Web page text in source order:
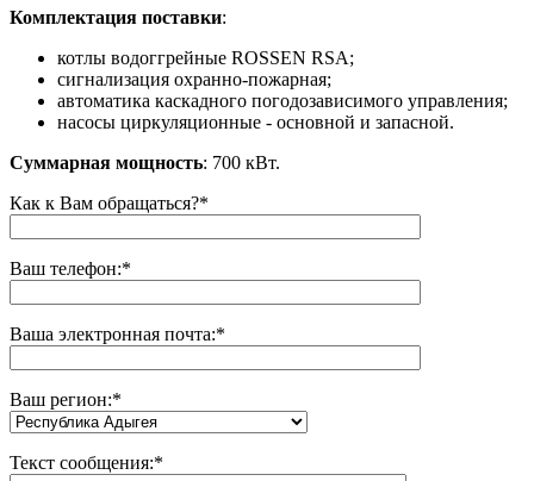
Комплектация поставки:
котлы водоггрейные ROSSEN RSA;
сигнализация охранно-пожарная;
автоматика каскадного погодозависимого управления;
насосы циркуляционные - основной и запасной.
Суммарная мощность: 700 кВт.
Как к Вам обращаться?*
Ваш телефон:*
Ваша электронная почта:*
Ваш регион:*
Текст сообщения:*